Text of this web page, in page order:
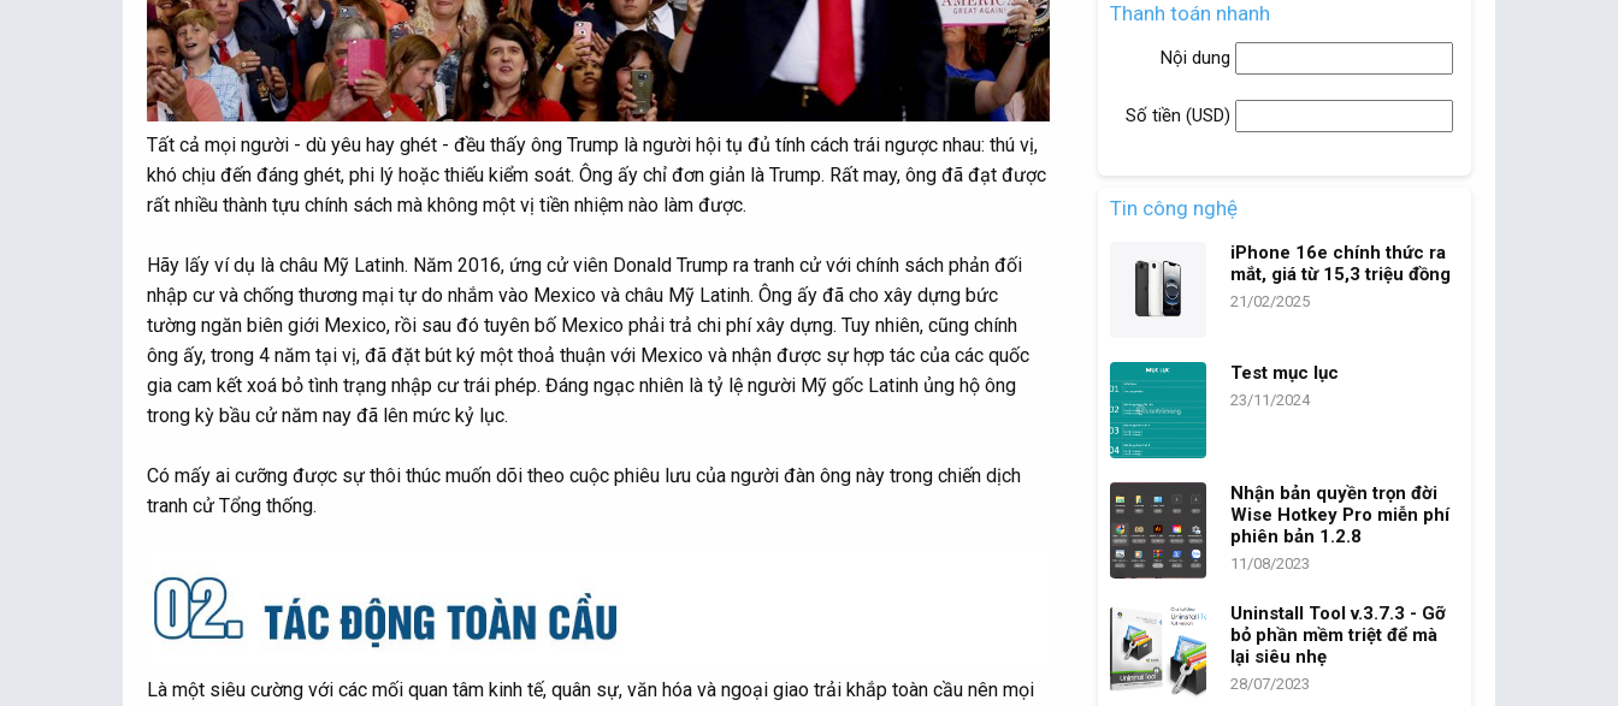
Tất cả mọi người - dù yêu hay ghét - đều thấy ông Trump là người hội tụ đủ tính cách trái ngược nhau: thú vị,
khó chịu đến đáng ghét, phi lý hoặc thiếu kiểm soát. Ông ấy chỉ đơn giản là Trump. Rất may, ông đã đạt được
rất nhiều thành tựu chính sách mà không một vị tiền nhiệm nào làm được.
Hãy lấy ví dụ là châu Mỹ Latinh. Năm 2016, ứng cử viên Donald Trump ra tranh cử với chính sách phản đối
nhập cư và chống thương mại tự do nhắm vào Mexico và châu Mỹ Latinh. Ông ấy đã cho xây dựng bức
tường ngăn biên giới Mexico, rồi sau đó tuyên bố Mexico phải trả chi phí xây dựng. Tuy nhiên, cũng chính
ông ấy, trong 4 năm tại vị, đã đặt bút ký một thoả thuận với Mexico và nhận được sự hợp tác của các quốc
gia cam kết xoá bỏ tình trạng nhập cư trái phép. Đáng ngạc nhiên là tỷ lệ người Mỹ gốc Latinh ủng hộ ông
trong kỳ bầu cử năm nay đã lên mức kỷ lục.
Có mấy ai cưỡng được sự thôi thúc muốn dõi theo cuộc phiêu lưu của người đàn ông này trong chiến dịch
tranh cử Tổng thống.
Là một siêu cường với các mối quan tâm kinh tế, quân sự, văn hóa và ngoại giao trải khắp toàn cầu nên mọi
Thanh toán nhanh
Nội dung
Số tiền (USD)
Tin công nghệ
iPhone 16e chính thức ra
mắt, giá từ 15,3 triệu đồng
21/02/2025
Test mục lục
23/11/2024
Nhận bản quyền trọn đời
Wise Hotkey Pro miễn phí
phiên bản 1.2.8
11/08/2023
Uninstall Tool v.3.7.3 - Gỡ
bỏ phần mềm triệt để mà
lại siêu nhẹ
28/07/2023